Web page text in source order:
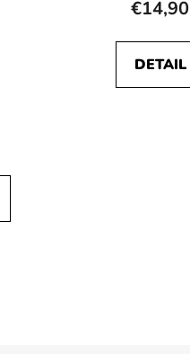
€14,90
DETAIL